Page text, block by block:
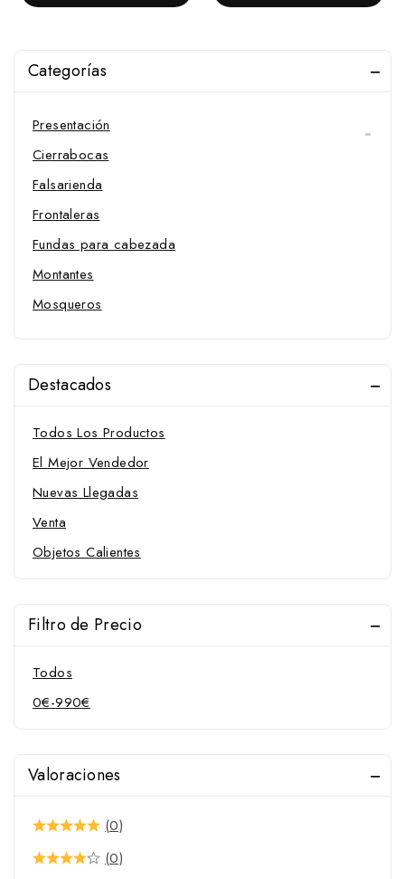
Categorías
Portuguesas
Vaqueras
Presentación
Cierrabocas
Falsarienda
Frontaleras
Fundas para cabezada
Montantes
Mosqueros
Muserolas
Riendas y Accesorios
Barbadas
Muserolas y Accesorios
Protectores
Vendas
Cinchas y Accesorios
Cinchas
Cinchuelos
Protectores para cincha
Destacados
Todos Los Productos
El Mejor Vendedor
Nuevas Llegadas
Venta
Objetos Calientes
Filtro de Precio
Todos
0€-990€
Valoraciones
(0)
(0)